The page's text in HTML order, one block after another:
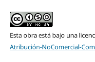
Esta obra está bajo una
Atribución-NoComercial-